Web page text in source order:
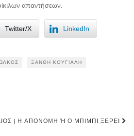
απαντήσεων.
Twitter/X LinkedIn
ΞΑΝΘΉ ΚΟΥΓΙΆΛΗ
| Η ΑΠΟΝΟΜΉ Ή Ο ΜΠΊΜΠΙ ΞΈΡΕΙ